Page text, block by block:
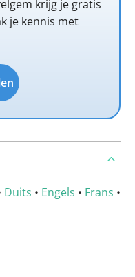
krijg je gratis
je kennis met
Duits • Engels • Frans •